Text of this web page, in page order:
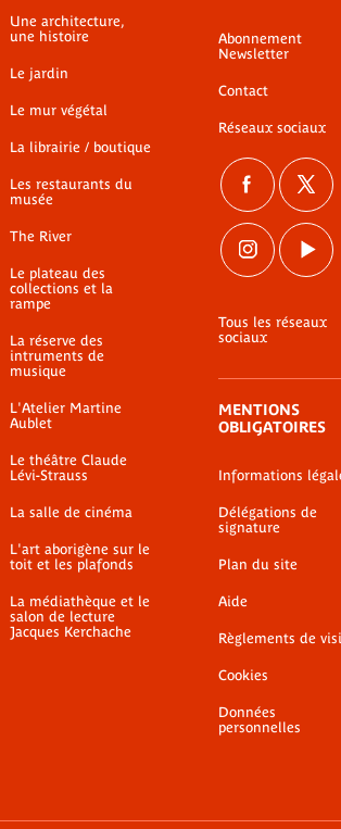
Une architecture,
une histoire
Le jardin
Le mur végétal
La librairie / boutique
Les restaurants du
musée
The River
Le plateau des
collections et la
rampe
La réserve des
intruments de
musique
L'Atelier Martine
Aublet
Le théâtre Claude
Lévi-Strauss
La salle de cinéma
L'art aborigène sur le
toit et les plafonds
La médiathèque et le
salon de lecture
Jacques Kerchache
Abonnement
Newsletter
Contact
Réseaux sociaux
Tous les réseaux
sociaux
MENTIONS
OBLIGATOIRES
Informations
Délégations de
signature
Plan du site
Aide
Règlements de
Cookies
Données
personnelles